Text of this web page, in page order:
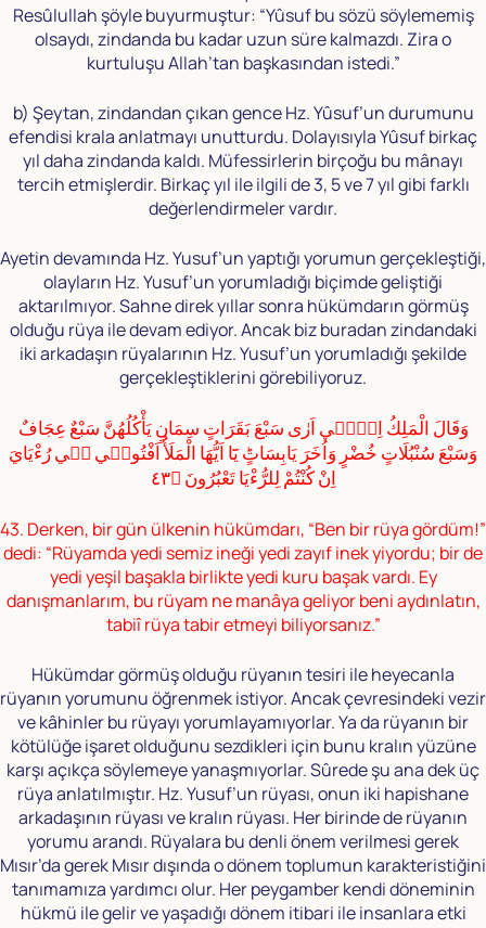
Resûlullah şöyle buyurmuştur: “Yûsuf bu sözü söylememiş
olsaydı, zindanda bu kadar uzun süre kalmazdı. Zira o
kurtuluşu Allah’tan başkasından istedi.”
b) Şeytan, zindandan çıkan gence Hz. Yûsuf’un durumunu
efendisi krala anlatmayı unutturdu. Dolayısıyla Yûsuf birkaç
yıl daha zindanda kaldı. Müfessirlerin birçoğu bu mânayı
tercih etmişlerdir. Birkaç yıl ile ilgili de 3, 5 ve 7 yıl gibi farklı
değerlendirmeler vardır.
Ayetin devamında Hz. Yusuf’un yaptığı yorumun gerçekleştiği,
olayların Hz. Yusuf’un yorumladığı biçimde geliştiği
aktarılmıyor. Sahne direk yıllar sonra hükümdarın görmüş
olduğu rüya ile devam ediyor. Ancak biz buradan zindandaki
iki arkadaşın rüyalarının Hz. Yusuf’un yorumladığı şekilde
gerçekleştiklerini görebiliyoruz.
وَقَالَ الْمَلِكُ اِنّٖٓي اَرٰى سَبْعَ بَقَرَاتٍ سِمَانٍ يَأْكُلُهُنَّ سَبْعٌ عِجَافٌ
وَسَبْعَ سُنْبُلَاتٍ خُضْرٍ وَاُخَرَ يَابِسَاتٍؕ يَٓا اَيُّهَا الْمَلَأُ اَفْتُونٖي فٖي رُءْيَايَ
اِنْ كُنْتُمْ لِلرُّءْيَا تَعْبُرُونَ ﴿٤٣
43. Derken, bir gün ülkenin hükümdarı, “Ben bir rüya gördüm!”
dedi: “Rüyamda yedi semiz ineği yedi zayıf inek yiyordu; bir de
yedi yeşil başakla birlikte yedi kuru başak vardı. Ey
danışmanlarım, bu rüyam ne manâya geliyor beni aydınlatın,
tabiî rüya tabir etmeyi biliyorsanız.”
Hükümdar görmüş olduğu rüyanın tesiri ile heyecanla
rüyanın yorumunu öğrenmek istiyor. Ancak çevresindeki vezir
ve kâhinler bu rüyayı yorumlayamıyorlar. Ya da rüyanın bir
kötülüğe işaret olduğunu sezdikleri için bunu kralın yüzüne
karşı açıkça söylemeye yanaşmıyorlar. Sûrede şu ana dek üç
rüya anlatılmıştır. Hz. Yusuf’un rüyası, onun iki hapishane
arkadaşının rüyası ve kralın rüyası. Her birinde de rüyanın
yorumu arandı. Rüyalara bu denli önem verilmesi gerek
Mısır’da gerek Mısır dışında o dönem toplumun karakteristiğini
tanımamıza yardımcı olur. Her peygamber kendi döneminin
hükmü ile gelir ve yaşadığı dönem itibari ile insanlara etki